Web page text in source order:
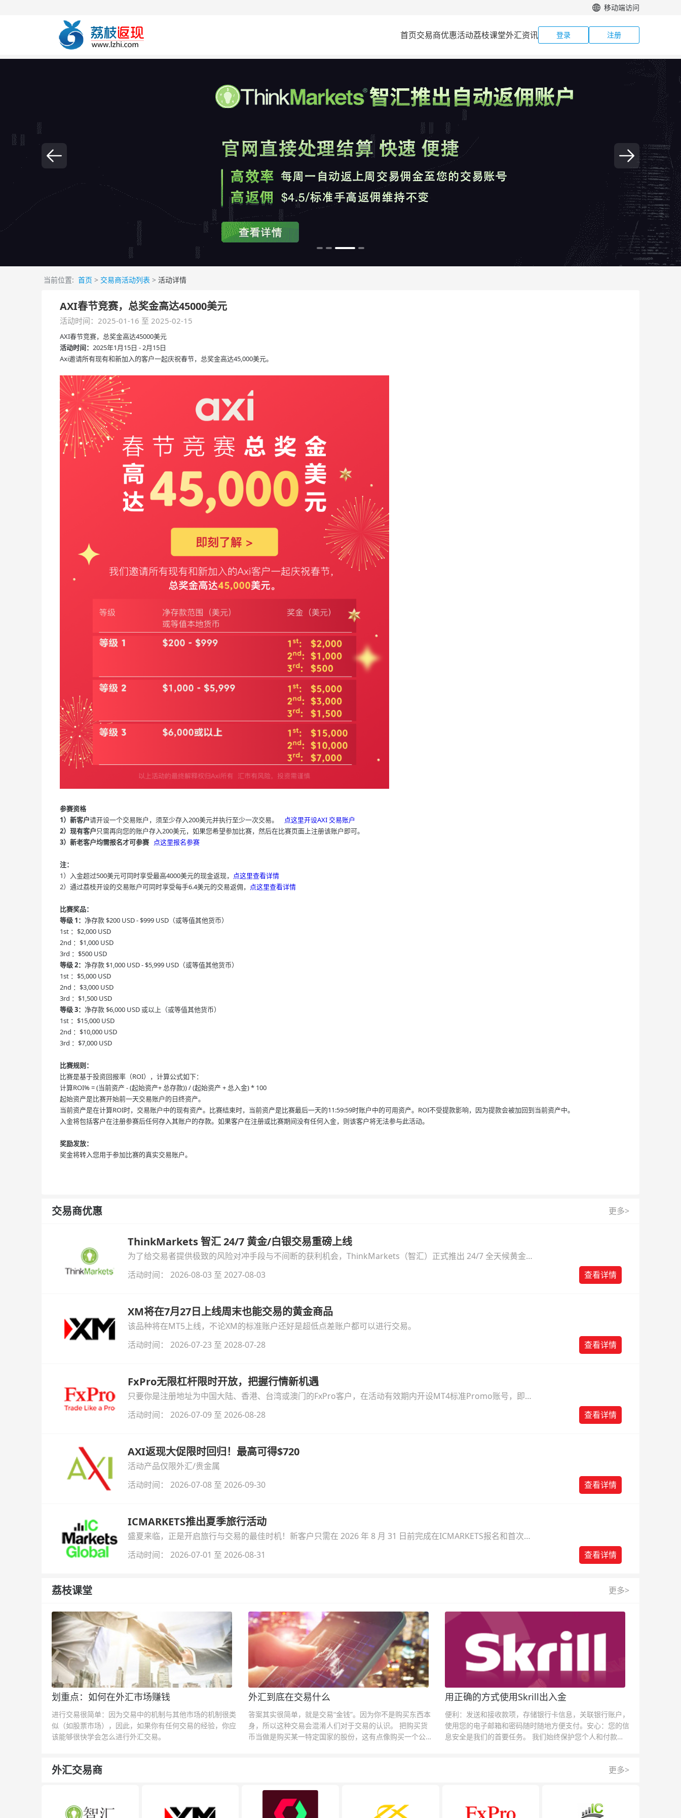
移动端访问
首页交易商优惠活动荔枝课堂外汇资讯 登录 注册
当前位置: 首页 > 交易商活动列表 > 活动详情
AXI春节竞赛，总奖金高达45000美元
活动时间：2025-01-16 至 2025-02-15
AXI春节竞赛，总奖金高达45000美元
活动时间： 2025年1月15日 - 2月15日
Axi邀请所有现有和新加入的客户一起庆祝春节，总奖金高达45,000美元。
参赛资格
1）新客户请开设一个交易账户，须至少存入200美元并执行至少一次交易。 点这里开设AXI 交易账户
2）现有客户只需再向您的账户存入200美元，如果您希望参加比赛，然后在比赛页面上注册该账户即可。
3）新老客户均需报名才可参赛 点这里报名参赛
注：
1）入金超过500美元可同时享受最高4000美元的现金返现， 点这里查看详情
2）通过荔枝开设的交易账户可同时享受每手6.4美元的交易返佣， 点这里查看详情
比赛奖品：
等级 1： 净存款 $200 USD - $999 USD（或等值其他货币）
1st ：$2,000 USD
2nd ：$1,000 USD
3rd ：$500 USD
等级 2： 净存款 $1,000 USD - $5,999 USD（或等值其他货币）
1st ：$5,000 USD
2nd ：$3,000 USD
3rd ：$1,500 USD
等级 3： 净存款 $6,000 USD 或以上（或等值其他货币）
1st ：$15,000 USD
2nd ：$10,000 USD
3rd ：$7,000 USD
比赛规则：
比赛是基于投资回报率（ROI），计算公式如下：
计算ROI% = (当前资产 - (起始资产+ 总存款)) / (起始资产 + 总入金) * 100
起始资产是比赛开始前一天交易账户的日终资产。
当前资产是在计算ROI时，交易账户中的现有资产。比赛结束时，当前资产是比赛最后一天的11:59:59时账户中的可用资产。ROI不受提款影响，因为提款会被加回到当前资产中。
入金将包括客户在注册参赛后任何存入其账户的存款。如果客户在注册或比赛期间没有任何入金，则该客户将无法参与此活动。
奖励发放：
奖金将转入您用于参加比赛的真实交易账户。
交易商优惠 更多>
ThinkMarkets 智汇 24/7 黄金/白银交易重磅上线
为了给交易者提供极致的风险对冲手段与不间断的获利机会，ThinkMarkets（智汇）正式推出 24/7 全天候黄金
与白银交易！本文将为您详细拆解本次升级的核心交易品种、杠杆配置、支持软件及交易细则。
活动时间： 2026-08-03 至 2027-08-03 查看详情
XM将在7月27日上线周末也能交易的黄金商品
该品种将在MT5上线，不论XM的标准账户还好是超低点差账户都可以进行交易。
活动时间： 2026-07-23 至 2028-07-28
查看详情
FxPro无限杠杆限时开放，把握行情新机遇
只要你是注册地址为中国大陆、香港、台湾或澳门的FxPro客户，在活动有效期内开设MT4标准Promo账号，即可
自动解锁无限倍杠杆福利，无需额外复杂操作。
活动时间： 2026-07-09 至 2026-08-28 查看详情
AXI返现大促限时回归！最高可得$720
活动产品仅限外汇/贵金属
活动时间： 2026-07-08 至 2026-09-30
查看详情
ICMARKETS推出夏季旅行活动
盛夏来临，正是开启旅行与交易的最佳时机！新客户只需在 2026 年 8 月 31 日前完成在ICMARKETS报名和首次入
金即可参与！
活动时间： 2026-07-01 至 2026-08-31 查看详情
荔枝课堂 更多>
划重点：如何在外汇市场赚钱
进行交易很简单：因为交易中的机制与其他市场的机制很类
似（如股票市场），因此，如果你有任何交易的经验，你应
该能够很快学会怎么进行外汇交易。
外汇到底在交易什么
答案其实很简单，就是交易“金钱”。因为你不是购买东西本
身，所以这种交易会混淆人们对于交易的认识。 把购买货
币当做是购买某一特定国家的股份，这有点像购买一个公司
用正确的方式使用Skrill出入金
便利：发送和接收款项，存储银行卡信息，关联银行账户，
使用您的电子邮箱和密码随时随地方便支付。安心：您的信
息安全是我们的首要任务。 我们始终保护您个人和付款信
外汇交易商 更多>